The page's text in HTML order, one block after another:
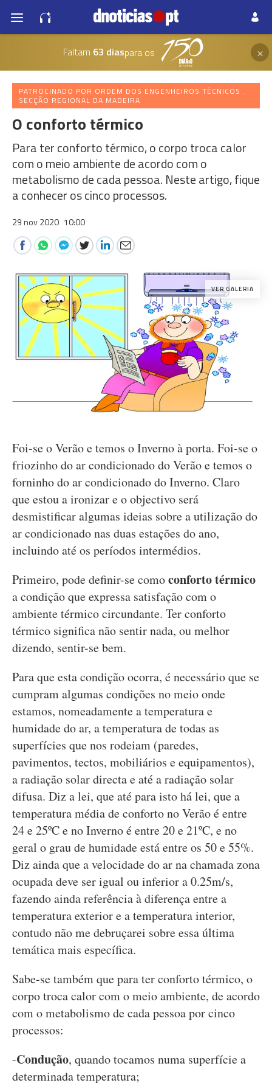
Faltam 63 diaspara os ×
PATROCINADO POR ORDEM DOS ENGENHEIROS TÉCNICOS .
SECÇÃO REGIONAL DA MADEIRA
O conforto térmico
Para ter conforto térmico, o corpo troca calor
com o meio ambiente de acordo com o
metabolismo de cada pessoa. Neste artigo, fique
a conhecer os cinco processos.
29 nov 2020 10:00
VER GALERIA
Foi-se o Verão e temos o Inverno à porta. Foi-se o
friozinho do ar condicionado do Verão e temos o
forninho do ar condicionado do Inverno. Claro
que estou a ironizar e o objectivo será
desmistificar algumas ideias sobre a utilização do
ar condicionado nas duas estações do ano,
incluindo até os períodos intermédios.
Primeiro, pode definir-se comoconforto térmico
a condição que expressa satisfação com o
ambiente térmico circundante. Ter conforto
térmico significa não sentir nada, ou melhor
dizendo, sentir-se bem.
Para que esta condição ocorra, é necessário que se
cumpram algumas condições no meio onde
estamos, nomeadamente a temperatura e
humidade do ar, a temperatura de todas as
superfícies que nos rodeiam (paredes,
pavimentos, tectos, mobiliários e equipamentos),
a radiação solar directa e até a radiação solar
difusa. Diz a lei, que até para isto há lei, que a
temperatura média de conforto no Verão é entre
24 e 25ºC e no Inverno é entre 20 e 21ºC, e no
geral o grau de humidade está entre os 50 e 55%.
Diz ainda que a velocidade do ar na chamada zona
ocupada deve ser igual ou inferior a 0.25m/s,
fazendo ainda referência à diferença entre a
temperatura exterior e a temperatura interior,
contudo não me debruçarei sobre essa última
temática mais específica.
Sabe-se também que para ter conforto térmico, o
corpo troca calor com o meio ambiente, de acordo
com o metabolismo de cada pessoa por cinco
processos:
-Condução, quando tocamos numa superfície a
determinada temperatura;